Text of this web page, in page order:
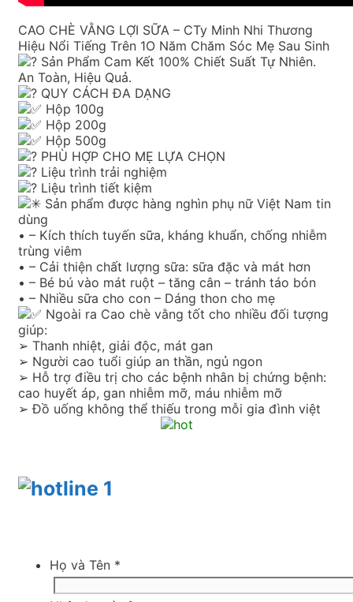
CAO CHÈ VẰNG LỢI SỮA – CTy Minh Nhi Thương
Hiệu Nổi Tiếng Trên 1O Năm Chăm Sóc Mẹ Sau Sinh
Sản Phẩm Cam Kết 100% Chiết Suất Tự Nhiên.
An Toàn, Hiệu Quả.
QUY CÁCH ĐA DẠNG
Hộp 100g
Hộp 200g
Hộp 500g
PHÙ HỢP CHO MẸ LỰA CHỌN
Liệu trình trải nghiệm
Liệu trình tiết kiệm
Sản phẩm được hàng nghìn phụ nữ Việt Nam tin
dùng
• – Kích thích tuyến sữa, kháng khuẩn, chống nhiễm
trùng viêm
• – Cải thiện chất lượng sữa: sữa đặc và mát hơn
• – Bé bú vào mát ruột – tăng cân – tránh táo bón
• – Nhiều sữa cho con – Dáng thon cho mẹ
Ngoài ra Cao chè vằng tốt cho nhiều đối tượng
giúp:
➢ Thanh nhiệt, giải độc, mát gan
➢ Người cao tuổi giúp an thần, ngủ ngon
➢ Hỗ trợ điều trị cho các bệnh nhân bị chứng bệnh:
cao huyết áp, gan nhiễm mỡ, máu nhiễm mỡ
➢ Đồ uống không thể thiếu trong mỗi gia đình việt
Họ và Tên *